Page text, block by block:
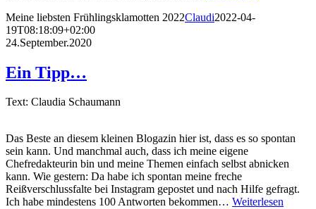
Meine liebsten Frühlingsklamotten 2022Claudi2022-04-
19T08:18:09+02:00
24.September.2020
Ein Tipp…
Text: Claudia Schaumann
Das Beste an diesem kleinen Blogazin hier ist, dass es so spontan
sein kann. Und manchmal auch, dass ich meine eigene
Chefredakteurin bin und meine Themen einfach selbst abnicken
kann. Wie gestern: Da habe ich spontan meine freche
Reißverschlussfalte bei Instagram gepostet und nach Hilfe gefragt.
Ich habe mindestens 100 Antworten bekommen… Weiterlesen